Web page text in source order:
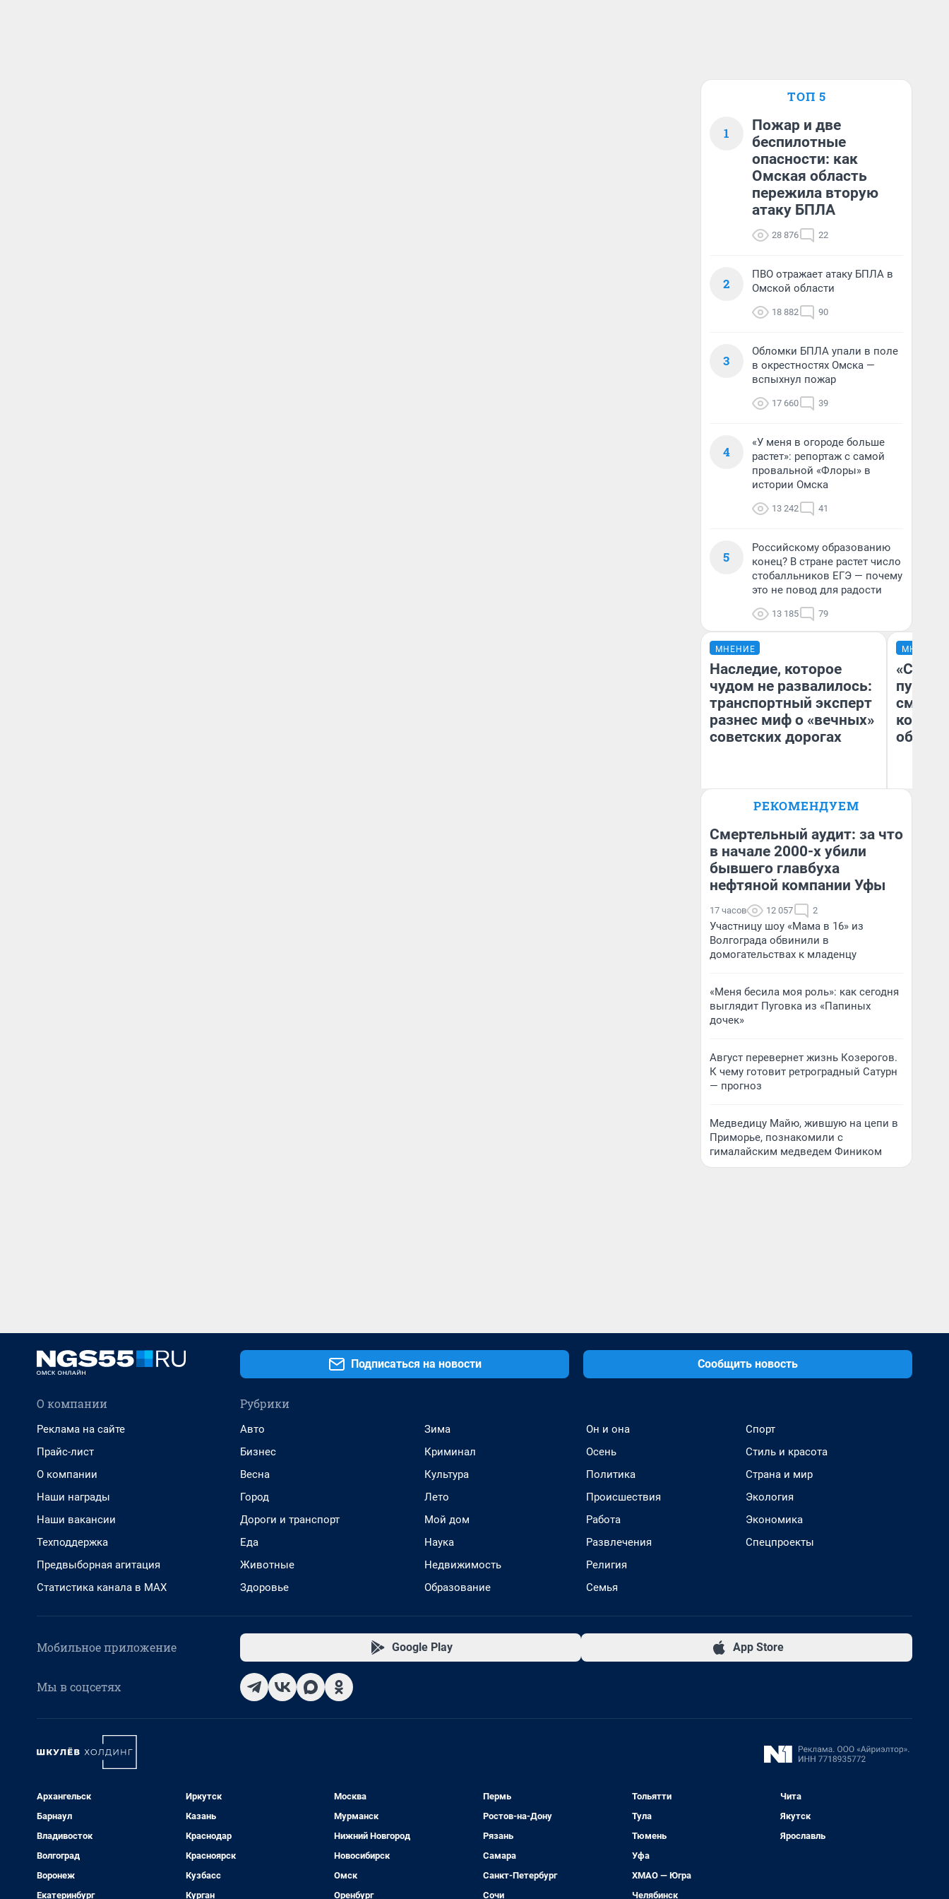
ТОП 5
1
Пожар и две
беспилотные
опасности: как
Омская область
пережила вторую
атаку БПЛА
28 876 22
2
ПВО отражает атаку БПЛА в
Омской области
18 882 90
3
Обломки БПЛА упали в поле
в окрестностях Омска —
вспыхнул пожар
17 660 39
4
«У меня в огороде больше
растет»: репортаж с самой
провальной «Флоры» в
истории Омска
13 242 41
5
Российскому образованию
конец? В стране растет число
стобалльников ЕГЭ — почему
это не повод для радости
13 185 79
МНЕНИЕ
Наследие, которое
чудом не развалилось:
транспортный эксперт
разнес миф о «вечных»
советских дорогах
Блогер, предприниматель,
бизнесе
МНЕНИЕ
РЕКОМЕНДУЕМ
Смертельный аудит: за что
в начале 2000-х убили
бывшего главбуха
нефтяной компании Уфы
17 часов 12 057 2
Участницу шоу «Мама в 16» из
Волгограда обвинили в
домогательствах к младенцу
«Меня бесила моя роль»: как сегодня
выглядит Пуговка из «Папиных
дочек»
Август перевернет жизнь Козерогов.
К чему готовит ретроградный Сатурн
— прогноз
Медведицу Майю, жившую на цепи в
Приморье, познакомили с
гималайским медведем Фиником
Подписаться на новости Сообщить новость
О компании
Реклама на сайте
Прайс-лист
О компании
Наши награды
Наши вакансии
Техподдержка
Предвыборная агитация
Статистика канала в MAX
Рубрики
Авто
Бизнес
Весна
Город
Дороги и транспорт
Еда
Животные
Здоровье
Зима
Криминал
Культура
Лето
Мой дом
Наука
Недвижимость
Образование
Он и она
Осень
Политика
Происшествия
Работа
Развлечения
Религия
Семья
Спорт
Стиль и красота
Страна и мир
Экология
Экономика
Спецпроекты
Мобильное приложение Google Play App Store
Мы в соцсетях
Архангельск
Барнаул
Владивосток
Волгоград
Воронеж
Екатеринбург
Иркутск
Казань
Краснодар
Красноярск
Кузбасс
Курган
Москва
Мурманск
Нижний Новгород
Новосибирск
Омск
Оренбург
Пермь
Ростов-на-Дону
Рязань
Самара
Санкт-Петербург
Сочи
Тольятти
Тула
Тюмень
Уфа
ХМАО — Югра
Челябинск
Чита
Якутск
Ярославль